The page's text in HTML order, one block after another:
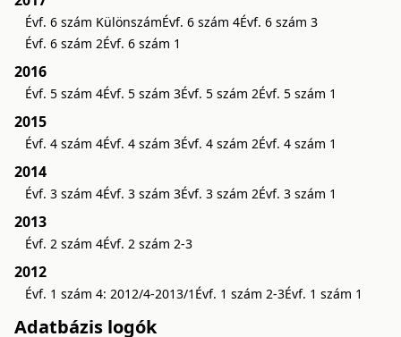
Évf. 6 szám KülönszámÉvf. 6 szám 4Évf. 6 szám 3
Évf. 6 szám 2Évf. 6 szám 1
2016
Évf. 5 szám 4Évf. 5 szám 3Évf. 5 szám 2Évf. 5 szám 1
2015
Évf. 4 szám 4Évf. 4 szám 3Évf. 4 szám 2Évf. 4 szám 1
2014
Évf. 3 szám 4Évf. 3 szám 3Évf. 3 szám 2Évf. 3 szám 1
2013
Évf. 2 szám 4Évf. 2 szám 2-3
2012
Évf. 1 szám 4: 2012/4-2013/1 Évf. 1 szám 2-3Évf. 1 szám 1
Adatbázis logók